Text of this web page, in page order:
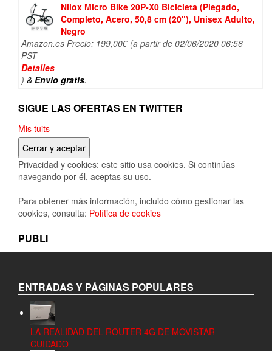
Nilox Micro Bike 20P-X0 Bicicleta (Plegado,
Completo, Acero, 50,8 cm (20"), Unisex Adulto,
Negro
Amazon.es Precio: 199,00€ (a partir de 02/06/2020 06:56
PST-
Detalles
) & Envío gratis.
SIGUE LAS OFERTAS EN TWITTER
Mis tuits
Privacidad y cookies: este sitio usa cookies. Si continúas
navegando por él, aceptas su uso.
Para obtener más información, incluido cómo gestionar las
cookies, consulta: Política de cookies
PUBLI
ENTRADAS Y PÁGINAS POPULARES
LA REALIDAD DEL ROUTER 4G DE MOVISTAR –
CUIDADO